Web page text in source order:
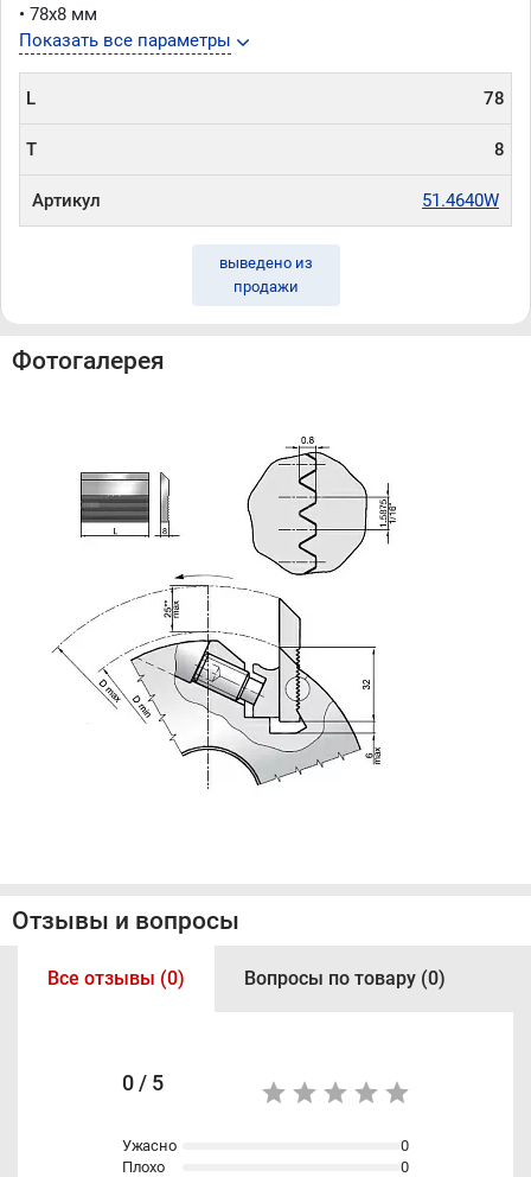
• 78х8 мм
Показать все параметры
L 78
T 8
Артикул 51.4640W
выведено из
продажи
Фотогалерея
Отзывы и вопросы
Все отзывы (0) Вопросы по товару (0)
0 / 5
Ужасно
0
Плохо
0